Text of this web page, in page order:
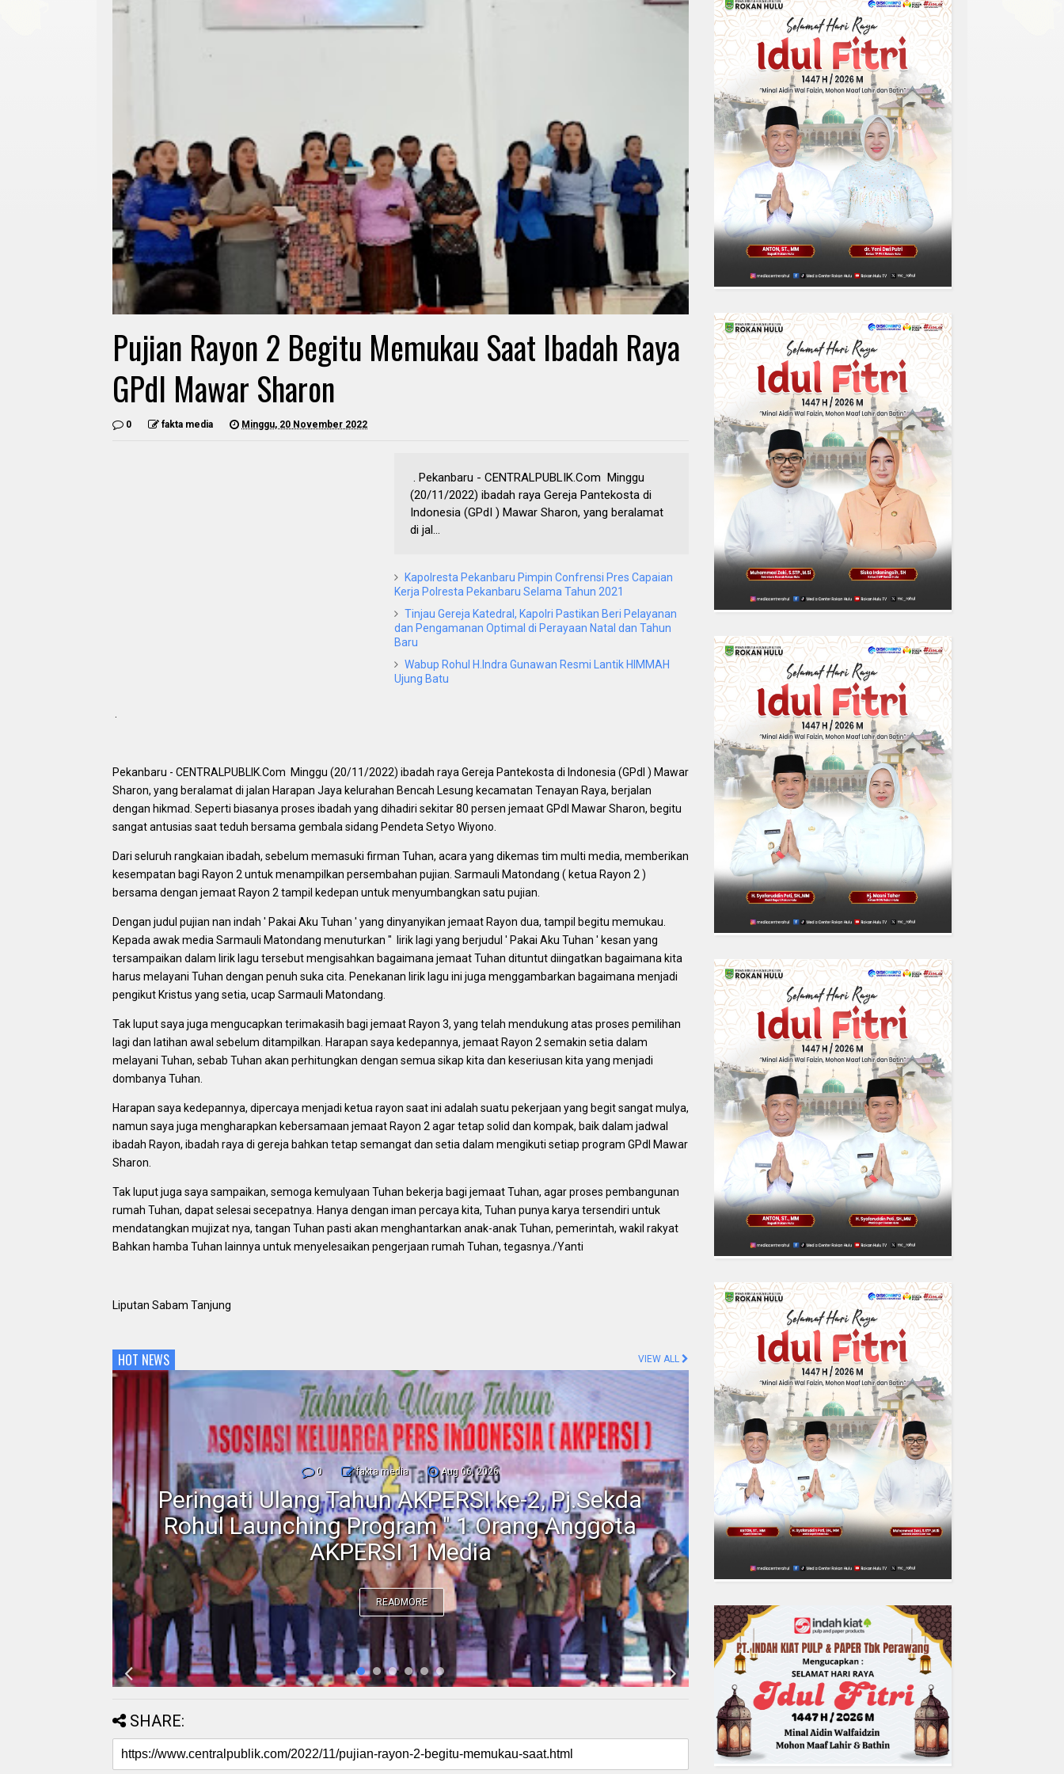
Pujian Rayon 2 Begitu Memukau Saat Ibadah Raya
GPdI Mawar Sharon
0 fakta media Minggu, 20 November 2022
. Pekanbaru - CENTRALPUBLIK.Com Minggu
(20/11/2022) ibadah raya Gereja Pantekosta di
Indonesia (GPdI ) Mawar Sharon, yang beralamat
di jal...
Kapolresta Pekanbaru Pimpin Confrensi Pres Capaian
Kerja Polresta Pekanbaru Selama Tahun 2021
Tinjau Gereja Katedral, Kapolri Pastikan Beri Pelayanan
dan Pengamanan Optimal di Perayaan Natal dan Tahun
Baru
Wabup Rohul H.Indra Gunawan Resmi Lantik HIMMAH
Ujung Batu
Pekanbaru - CENTRALPUBLIK.Com Minggu (20/11/2022) ibadah raya Gereja Pantekosta di Indonesia (GPdI ) Mawar
Sharon, yang beralamat di jalan Harapan Jaya kelurahan Bencah Lesung kecamatan Tenayan Raya, berjalan
dengan hikmad. Seperti biasanya proses ibadah yang dihadiri sekitar 80 persen jemaat GPdI Mawar Sharon, begitu
sangat antusias saat teduh bersama gembala sidang Pendeta Setyo Wiyono.
Dari seluruh rangkaian ibadah, sebelum memasuki firman Tuhan, acara yang dikemas tim multi media, memberikan
kesempatan bagi Rayon 2 untuk menampilkan persembahan pujian. Sarmauli Matondang ( ketua Rayon 2 )
bersama dengan jemaat Rayon 2 tampil kedepan untuk menyumbangkan satu pujian.
Dengan judul pujian nan indah ' Pakai Aku Tuhan ' yang dinyanyikan jemaat Rayon dua, tampil begitu memukau.
Kepada awak media Sarmauli Matondang menuturkan " lirik lagi yang berjudul ' Pakai Aku Tuhan ' kesan yang
tersampaikan dalam lirik lagu tersebut mengisahkan bagaimana jemaat Tuhan dituntut diingatkan bagaimana kita
harus melayani Tuhan dengan penuh suka cita. Penekanan lirik lagu ini juga menggambarkan bagaimana menjadi
pengikut Kristus yang setia, ucap Sarmauli Matondang.
Tak luput saya juga mengucapkan terimakasih bagi jemaat Rayon 3, yang telah mendukung atas proses pemilihan
lagi dan latihan awal sebelum ditampilkan. Harapan saya kedepannya, jemaat Rayon 2 semakin setia dalam
melayani Tuhan, sebab Tuhan akan perhitungkan dengan semua sikap kita dan keseriusan kita yang menjadi
dombanya Tuhan.
Harapan saya kedepannya, dipercaya menjadi ketua rayon saat ini adalah suatu pekerjaan yang begit sangat mulya,
namun saya juga mengharapkan kebersamaan jemaat Rayon 2 agar tetap solid dan kompak, baik dalam jadwal
ibadah Rayon, ibadah raya di gereja bahkan tetap semangat dan setia dalam mengikuti setiap program GPdI Mawar
Sharon.
Tak luput juga saya sampaikan, semoga kemulyaan Tuhan bekerja bagi jemaat Tuhan, agar proses pembangunan
rumah Tuhan, dapat selesai secepatnya. Hanya dengan iman percaya kita, Tuhan punya karya tersendiri untuk
mendatangkan mujizat nya, tangan Tuhan pasti akan menghantarkan anak-anak Tuhan, pemerintah, wakil rakyat
Bahkan hamba Tuhan lainnya untuk menyelesaikan pengerjaan rumah Tuhan, tegasnya./Yanti
Liputan Sabam Tanjung
HOT NEWS VIEW ALL
0 fakta media Aug 06, 2026
Peringati Ulang Tahun AKPERSI ke-2, Pj.Sekda
Rohul Launching Program " 1 Orang Anggota
AKPERSI 1 Media
READMORE
fakta media
Polres Inhil bersama Pemkab
Riau Perkuat Sinergi Tangani
Liar di
SHARE: